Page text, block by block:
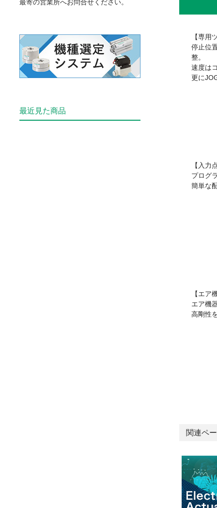
【専用
停止位
整。
速度は
更に
【入力
プログ
簡単な
【エア
エア機
高剛性
関連ペ
最寄の営業所へお問合せください。
最近見た商品